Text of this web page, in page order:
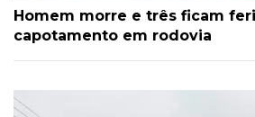
Homem morre e três ficam
capotamento em rodovia